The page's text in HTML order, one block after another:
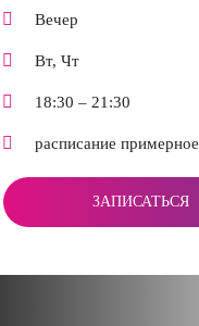
Вечер
Вт, Чт
18:30 – 21:30
расписание примерное
ЗАПИСАТЬСЯ